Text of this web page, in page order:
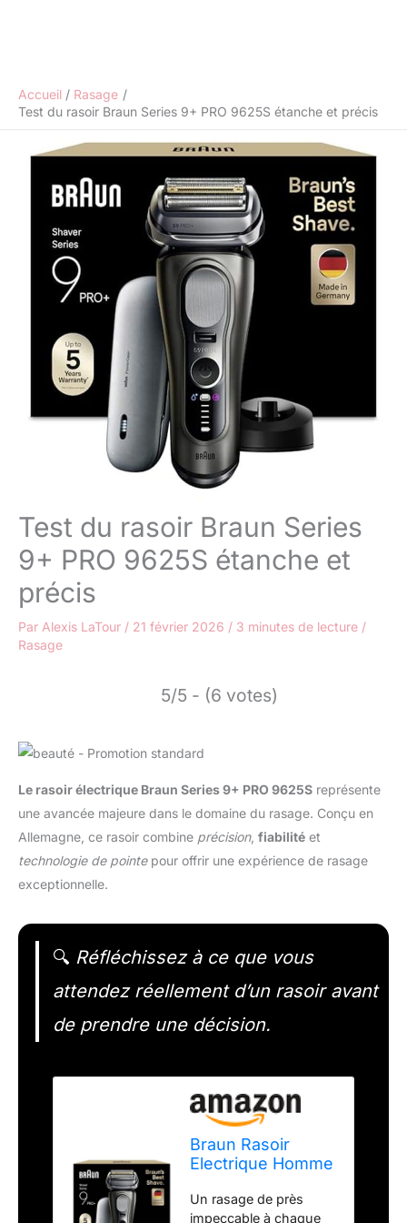
Accueil
Rasage
Test du rasoir Braun Series 9+ PRO 9625S étanche et précis
Test du rasoir Braun Series
9+ PRO 9625S étanche et
précis
Par Alexis LaTour / 21 février 2026 / 3 minutes de lecture /
Rasage
5/5 - (6 votes)
Le rasoir électrique Braun Series 9+ PRO 9625S représente
une avancée majeure dans le domaine du rasage. Conçu en
Allemagne, ce rasoir combine précision, fiabilité et
technologie de pointepour offrir une expérience de rasage
exceptionnelle.
🔍 Réfléchissez à ce que vous
attendez réellement d’un rasoir avant
de prendre une décision.
Braun Rasoir
Electrique Homme
9625S Graphite
Un rasage de près
impeccable à chaque